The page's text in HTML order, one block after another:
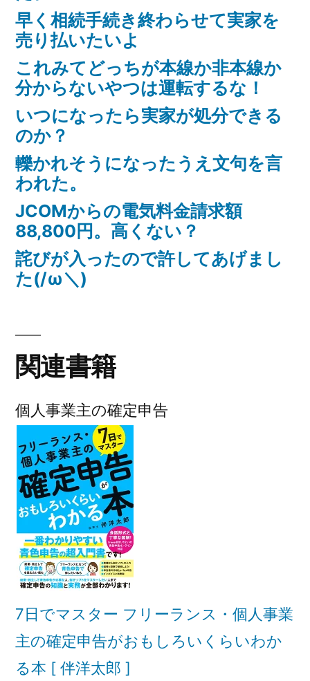
早く相続手続き終わらせて実家を
売り払いたいよ
これみてどっちが本線か非本線か
分からないやつは運転するな！
いつになったら実家が処分できる
のか？
轢かれそうになったうえ文句を言
われた。
JCOMからの電気料金請求額
88,800円。高くない？
詫びが入ったので許してあげまし
た(/ω＼)
関連書籍
個人事業主の確定申告
7日でマスター フリーランス・個人事業
主の確定申告がおもしろいくらいわか
る本 [ 伴洋太郎 ]